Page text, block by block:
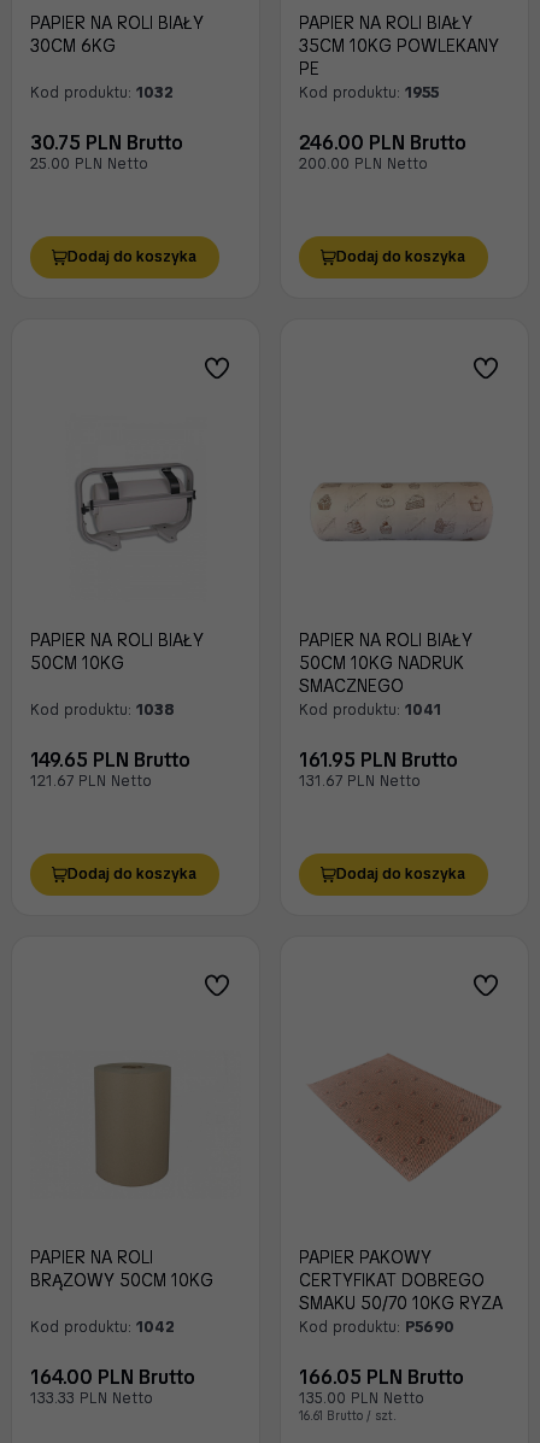
PAPIER NA ROLI BIAŁY
30CM 6KG
Kod produktu: 1032
30.75 PLN Brutto
25.00 PLN Netto
Dodaj do koszyka
PAPIER NA ROLI BIAŁY
35CM 10KG POWLEKANY
PE
Kod produktu: 1955
246.00 PLN Brutto
200.00 PLN Netto
Dodaj do koszyka
PAPIER NA ROLI BIAŁY
50CM 10KG
Kod produktu: 1038
149.65 PLN Brutto
121.67 PLN Netto
Dodaj do koszyka
PAPIER NA ROLI BIAŁY
50CM 10KG NADRUK
SMACZNEGO
Kod produktu: 1041
161.95 PLN Brutto
131.67 PLN Netto
Dodaj do koszyka
PAPIER NA ROLI
BRĄZOWY 50CM 10KG
Kod produktu: 1042
164.00 PLN Brutto
133.33 PLN Netto
PAPIER PAKOWY
CERTYFIKAT DOBREGO
SMAKU 50/70 10KG RYZA
Kod produktu: P5690
166.05 PLN Brutto
135.00 PLN Netto
16.61 Brutto / szt.